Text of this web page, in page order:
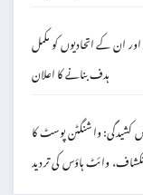
ان کے اتحادیوں کو مکمل
ہدف بنانے کا اعلان
کشیدگی: واشنگٹن پوسٹ کا
وائٹ ہاؤس کی تردید